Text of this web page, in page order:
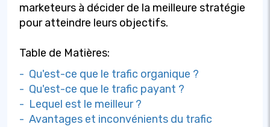
marketeurs à décider de la meilleure stratégie
pour atteindre leurs objectifs.
Table de Matières:
- Qu'est-ce que le trafic organique ?
- Qu'est-ce que le trafic payant ?
- Lequel est le meilleur ?
- Avantages et inconvénients du trafic